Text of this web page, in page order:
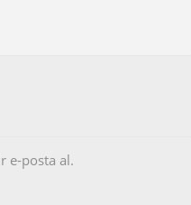
e-posta al.